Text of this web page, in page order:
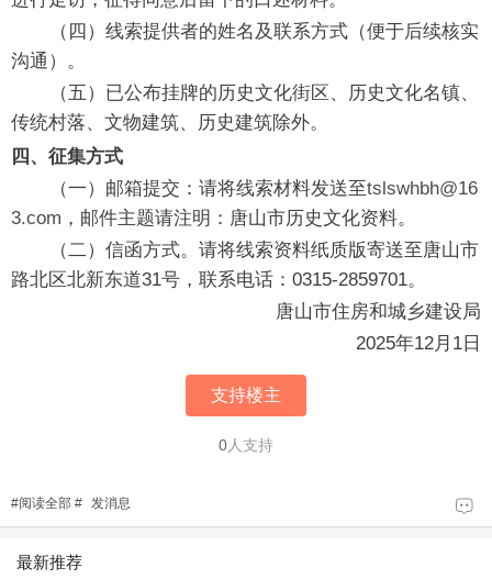
（四）线索提供者的姓名及联系方式（便于后续核实
沟通）。
（五）已公布挂牌的历史文化街区、历史文化名镇、
传统村落、文物建筑、历史建筑除外。
四、征集方式
（一）邮箱提交：请将线索材料发送至tslswhbh@16
3.com ，邮件主题请注明：唐山市历史文化资料。
（二）信函方式。请将线索资料纸质版寄送至唐山市
路北区北新东道31号，联系电话：0315-2859701。
唐山市住房和城乡建设局
2025年12月1日
支持楼主
0人支持
#阅读全部 # 发消息
最新推荐